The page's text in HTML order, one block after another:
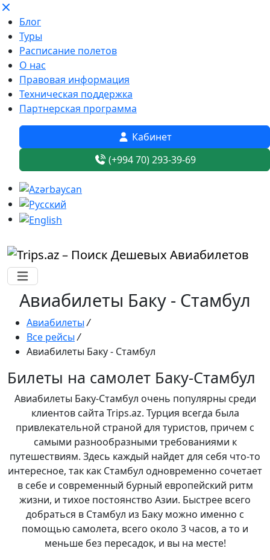
Блог
Туры
Расписание полетов
О нас
Правовая информация
Техническая поддержка
Партнерская программа
Кабинет
(+994 70) 293-39-69
Авиабилеты Баку - Стамбул
Авиабилеты /
Все рейсы /
Авиабилеты Баку - Стамбул
Билеты на самолет Баку-Стамбул
Авиабилеты Баку-Стамбул очень популярны среди
клиентов сайта Trips.az. Турция всегда была
привлекательной страной для туристов, причем с
самыми разнообразными требованиями к
путешествиям. Здесь каждый найдет для себя что-то
интересное, так как Стамбул одновременно сочетает
в себе и современный бурный европейский ритм
жизни, и тихое постоянство Азии. Быстрее всего
добраться в Стамбул из Баку можно именно с
помощью самолета, всего около 3 часов, а то и
меньше без пересадок, и вы на месте!